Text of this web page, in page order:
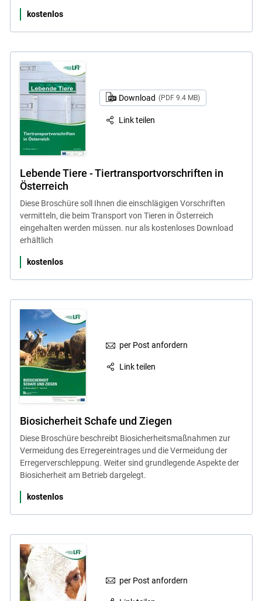
kostenlos
Download (PDF 9.4 MB)
Link teilen
Lebende Tiere - Tiertransportvorschriften in
Österreich
Diese Broschüre soll Ihnen die einschlägigen Vorschriften
vermitteln, die beim Transport von Tieren in Österreich
eingehalten werden müssen. nur als kostenloses Download
erhältlich
kostenlos
per Post anfordern
Link teilen
Biosicherheit Schafe und Ziegen
Diese Broschüre beschreibt Biosicherheitsmaßnahmen zur
Vermeidung des Erregereintrages und die Vermeidung der
Erregerverschleppung. Weiter sind grundlegende Aspekte der
Biosicherheit am Betrieb dargelegt.
kostenlos
per Post anfordern